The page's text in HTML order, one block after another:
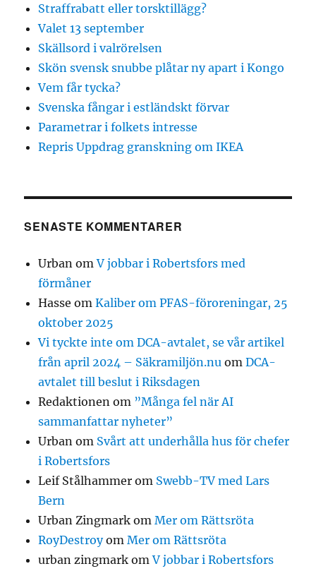
Straffrabatt eller torsktillägg?
Valet 13 september
Skällsord i valrörelsen
Skön svensk snubbe plåtar ny apart i Kongo
Vem får tycka?
Svenska fångar i estländskt förvar
Parametrar i folkets intresse
Repris Uppdrag granskning om IKEA
SENASTE KOMMENTARER
Urban omV jobbar i Robertsfors med
förmåner
Hasse omKaliber om PFAS-föroreningar, 25
oktober 2025
Vi tyckte inte om DCA-avtalet, se vår artikel
från april 2024 – Säkramiljön.nu omDCA-
avtalet till beslut i Riksdagen
Redaktionen om ”Många fel när AI
sammanfattar nyheter”
Urban om Svårt att underhålla hus för chefer
i Robertsfors
Leif Stålhammer om Swebb-TV med Lars
Bern
Urban Zingmark omMer om Rättsröta
RoyDestroyomMer om Rättsröta
urban zingmark omV jobbar i Robertsfors